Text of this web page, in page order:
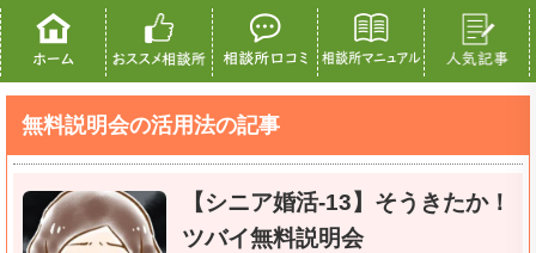
無料説明会の活用法の記事
【シニア婚活-13】そうきたか！
ツバイ無料説明会